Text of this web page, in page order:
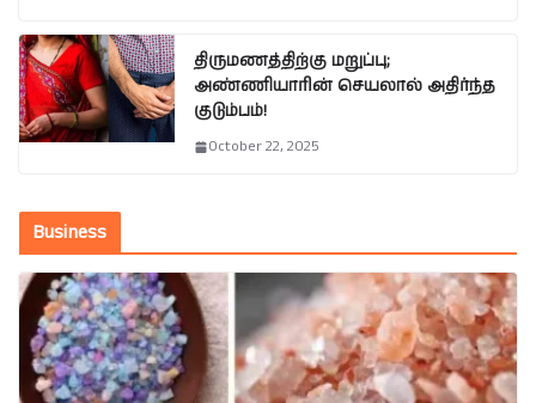
திருமணத்திற்கு மறுப்பு;
அண்ணியாரின் செயலால் அதிர்ந்த
குடும்பம்!
October 22, 2025
Business